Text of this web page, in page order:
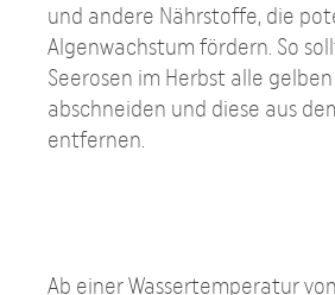
und andere Nährstoffe, die
Algenwachstum fördern. So
Seerosen im Herbst alle
abschneiden und diese aus
entfernen.
Ab einer Wassertemperatur